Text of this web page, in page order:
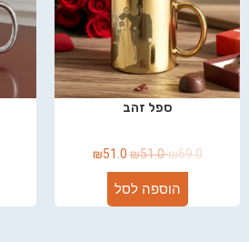
ספל זהב
₪69.0
₪51.0
₪51.0
הוספה לסל